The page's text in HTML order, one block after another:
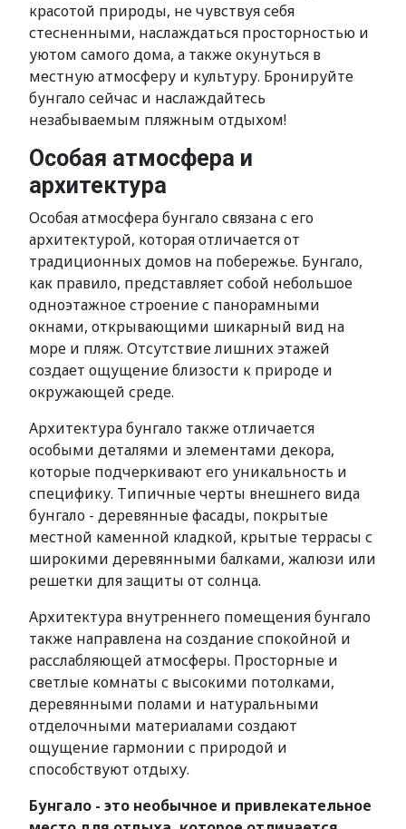
красотой природы, не чувствуя себя
стесненными, наслаждаться просторностью и
уютом самого дома, а также окунуться в
местную атмосферу и культуру. Бронируйте
бунгало сейчас и наслаждайтесь
незабываемым пляжным отдыхом!
Особая атмосфера и
архитектура
Особая атмосфера бунгало связана с его
архитектурой, которая отличается от
традиционных домов на побережье. Бунгало,
как правило, представляет собой небольшое
одноэтажное строение с панорамными
окнами, открывающими шикарный вид на
море и пляж. Отсутствие лишних этажей
создает ощущение близости к природе и
окружающей среде.
Архитектура бунгало также отличается
особыми деталями и элементами декора,
которые подчеркивают его уникальность и
специфику. Типичные черты внешнего вида
бунгало - деревянные фасады, покрытые
местной каменной кладкой, крытые террасы с
широкими деревянными балками, жалюзи или
решетки для защиты от солнца.
Архитектура внутреннего помещения бунгало
также направлена на создание спокойной и
расслабляющей атмосферы. Просторные и
светлые комнаты с высокими потолками,
деревянными полами и натуральными
отделочными материалами создают
ощущение гармонии с природой и
способствуют отдыху.
Бунгало - это необычное и привлекательное